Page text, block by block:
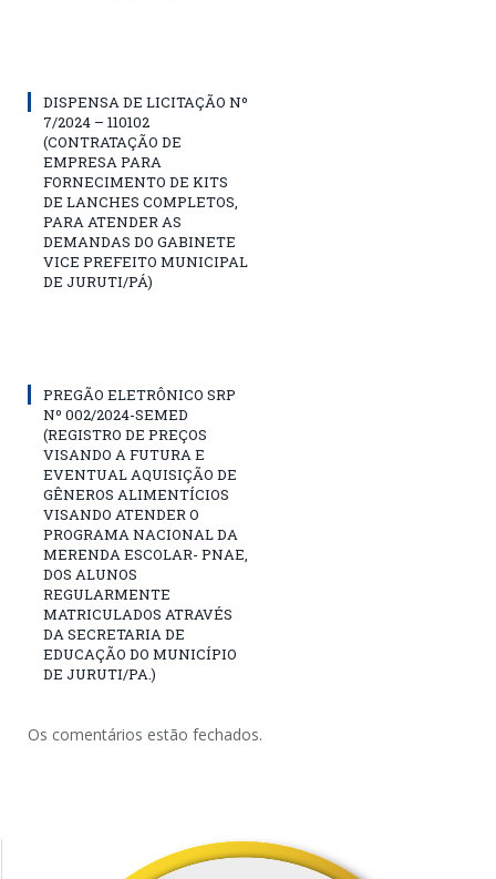
DISPENSA DE LICITAÇÃO Nº
7/2024 – 110102
(CONTRATAÇÃO DE
EMPRESA PARA
FORNECIMENTO DE KITS
DE LANCHES COMPLETOS,
PARA ATENDER AS
DEMANDAS DO GABINETE
VICE PREFEITO MUNICIPAL
DE JURUTI/PÁ)
PREGÃO ELETRÔNICO SRP
Nº 002/2024-SEMED
(REGISTRO DE PREÇOS
VISANDO A FUTURA E
EVENTUAL AQUISIÇÃO DE
GÊNEROS ALIMENTÍCIOS
VISANDO ATENDER O
PROGRAMA NACIONAL DA
MERENDA ESCOLAR- PNAE,
DOS ALUNOS
REGULARMENTE
MATRICULADOS ATRAVÉS
DA SECRETARIA DE
EDUCAÇÃO DO MUNICÍPIO
DE JURUTI/PA.)
Os comentários estão fechados.